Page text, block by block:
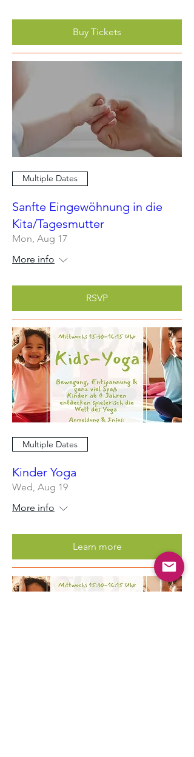
Buy Tickets
Multiple Dates
Sanfte Eingewöhnung in die
Kita/Tagesmutter
Mon, Aug 17
More info
RSVP
Multiple Dates
Kinder Yoga
Wed, Aug 19
More info
Learn more